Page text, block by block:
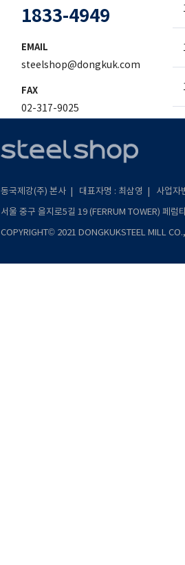
1833-4949
EMAIL
steelshop@dongkuk.com
FAX
02-317-9025
오전 08:00 ~ 오후 05:00
오전 11:00 ~ 오후 12:00
*주말, 공휴일에는 상담문의가
중단됩니다.
동국제강(주) 본사 | 대표자명 : 최삼영 | 사업
서울 중구 을지로5길 19 (FERRUM TOWER)
COPYRIGHT© 2021 DONGKUKSTEEL MILL